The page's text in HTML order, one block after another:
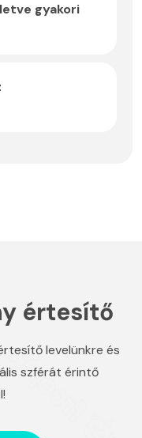
gyakori
értesítő
levelünkre és
szférát érintő